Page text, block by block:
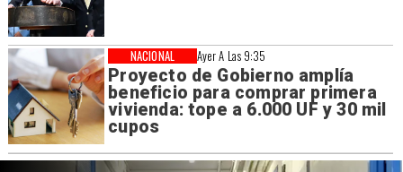
Ayer A Las 9:35
Proyecto de Gobierno amplía
beneficio para comprar primera
vivienda: tope a 6.000 UF y 30 mil
cupos
NACIONAL